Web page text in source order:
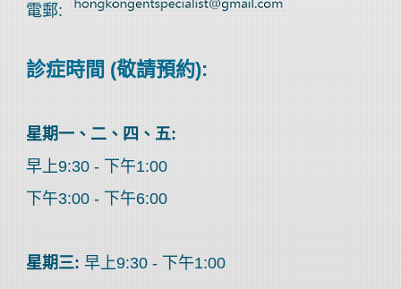
電郵:
診症時間 (敬請預約):
星期一、二、四、五:
早上9:30 - 下午1:00
下午3:00 - 下午6:00
星期三: 早上9:30 - 下午1:00